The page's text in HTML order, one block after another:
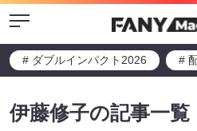
Menu
# ダブルインパクト2026 #
伊藤修子の記事一覧